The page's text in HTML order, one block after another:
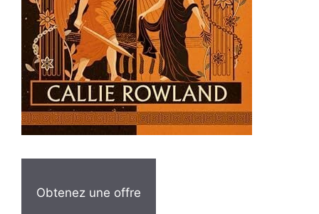
Obtenez une offre